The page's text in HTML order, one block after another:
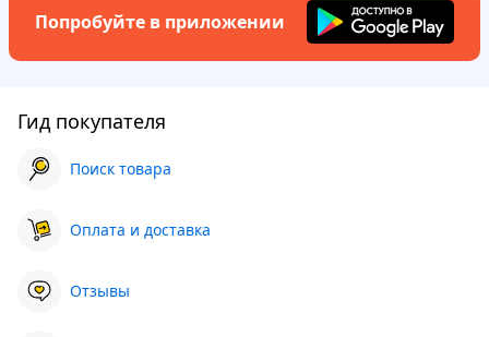
Попробуйте в приложении
Гид покупателя
Поиск товара
Оплата и доставка
Отзывы